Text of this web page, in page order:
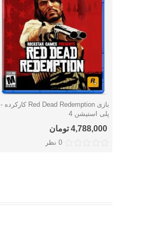
دوست داشتن
بازی Red Dead Redemption کارکرده -
پلی استیشن 4
4,788,000 تومان
0 نظر